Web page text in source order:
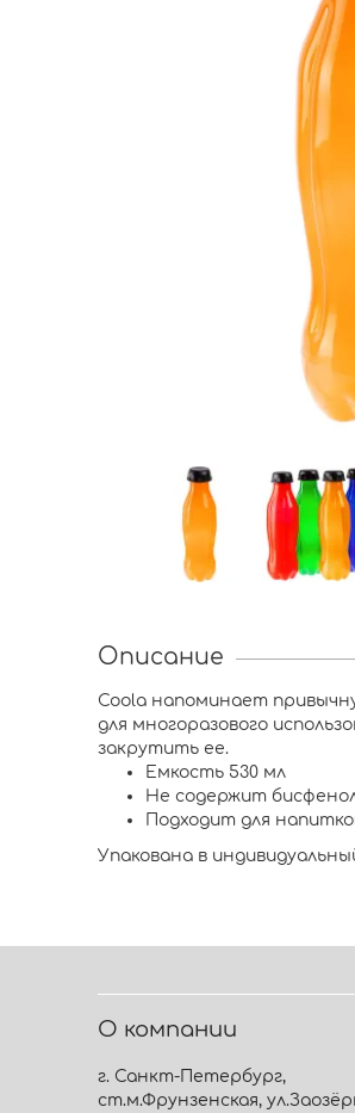
Описание
Coola напоминает
для многоразового
закрутить ее.
Емкость 530 мл
Не содержит
Подходит для
Упакована в
О компании
г. Санкт-Петербург,
ст.м.Фрунзенская,